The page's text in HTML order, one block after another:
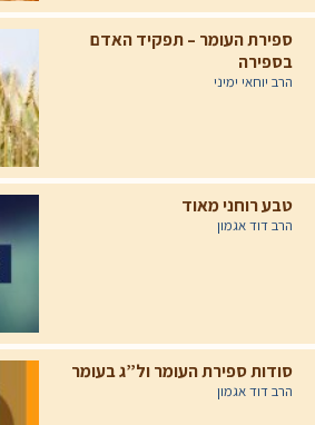
ספירת העומר – תפקיד האדם
בספירה
הרב יוחאי ימיני
טבע רוחני מאוד
הרב דוד אגמון
סודות ספירת העומר ול”ג בעומר
הרב דוד אגמון